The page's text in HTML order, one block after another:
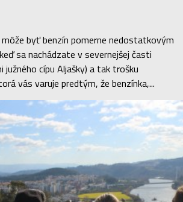
byť benzín pomerne nedostatkovým
sa nachádzate v severnejšej časti
južného cípu Aljašky) a tak trošku
vás varuje predtým, že benzínka,...